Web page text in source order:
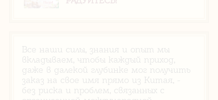
Все наши силы, знания и опыт мы
вкладываем, чтобы каждый приход,
даже в далекой глубинке мог получить
заказ на свое имя прямо из Китая, -
без риска и проблем, связанных с